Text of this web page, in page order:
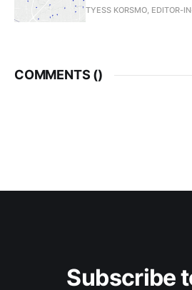
TYESS KORSMO, EDITOR-
COMMENTS ()
Subscribe